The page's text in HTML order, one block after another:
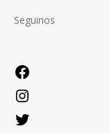
Seguinos